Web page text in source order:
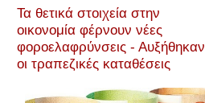
Τα θετικά στοιχεία στην
οικονομία φέρνουν νέες
φοροελαφρύνσεις - Αυξήθηκαν
οι τραπεζικές καταθέσεις